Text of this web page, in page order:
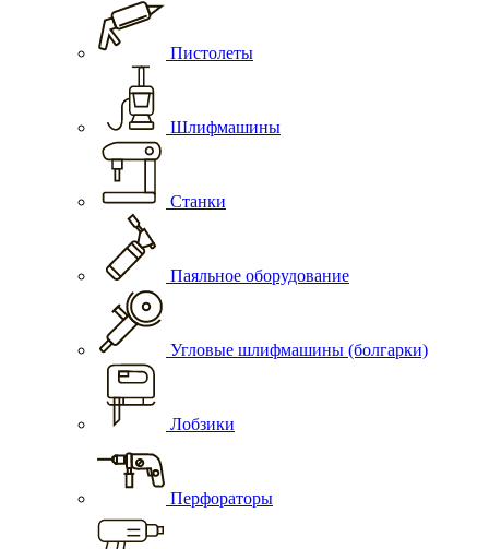
Пистолеты
Шлифмашины
Станки
Паяльное оборудование
Угловые шлифмашины (болгарки)
Лобзики
Перфораторы